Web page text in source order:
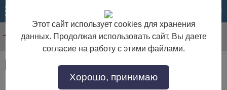
48689
Надстройка Jagger L137
Этот сайт использует cookies для хранения
данных. Продолжая использовать сайт, Вы даете
согласие на работу с этими файлами.
Хорошо, принимаю